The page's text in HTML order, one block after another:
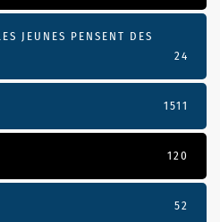
JEUNES PENSENT DES
24
1511
120
52